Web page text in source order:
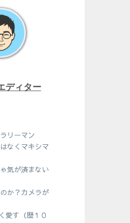
ディター
リーマン
なくマキシマ
気が済まない
か？カメラが
愛す（歴１０